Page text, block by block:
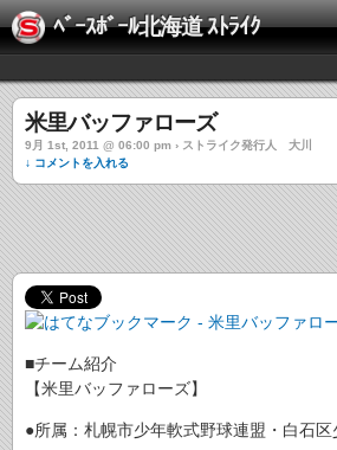
ﾍﾞｰｽﾎﾞｰﾙ北海道 ｽﾄﾗｲｸ
米里バッファローズ
9月 1st, 2011 @ 06:00 pm › ストライク発行人 大川
↓ コメントを入れる
■チーム紹介
【米里バッファローズ】
●所属：札幌市少年軟式野球連盟・白石区